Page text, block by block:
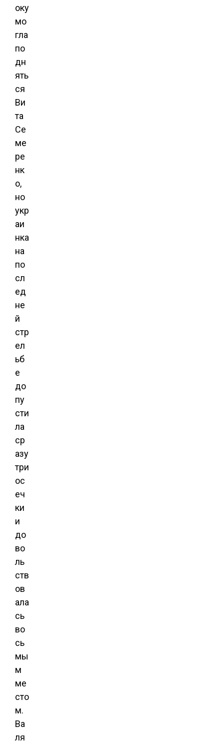
оку
мо
гла
по
дн
ять
ся
Ви
та
Се
ме
ре
нк
о,
но
укр
аи
нка
на
по
сл
ед
не
й
стр
ел
ьб
е
до
пу
сти
ла
ср
азу
три
ос
еч
ки
и
до
во
ль
ств
ов
ала
сь
во
сь
мы
м
ме
сто
м.
Ва
ля